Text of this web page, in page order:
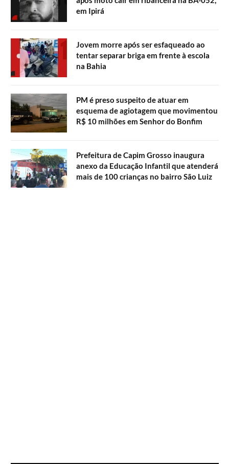
em Ipirá
Jovem morre após ser esfaqueado ao
tentar separar briga em frente à escola
na Bahia
PM é preso suspeito de atuar em
esquema de agiotagem que movimentou
R$ 10 milhões em Senhor do Bonfim
Prefeitura de Capim Grosso inaugura
anexo da Educação Infantil que atenderá
mais de 100 crianças no bairro São Luiz